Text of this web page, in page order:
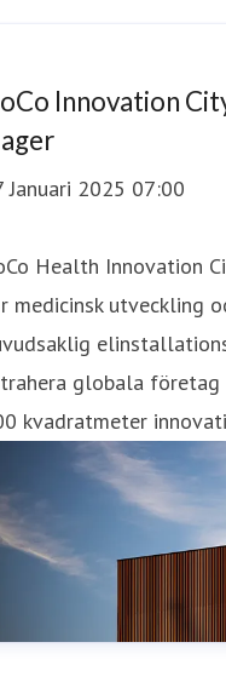
Innovation
Januari 2025 07:00
Health Innovation
medicinsk utveckling
globala företag
kvadratmeter